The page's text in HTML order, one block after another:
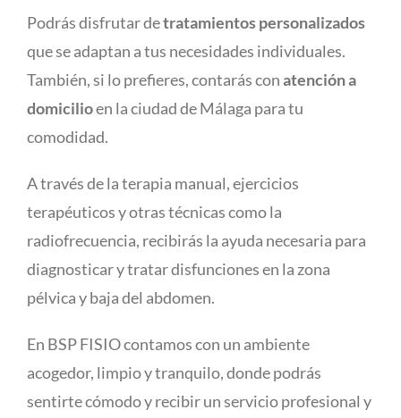
Podrás disfrutar detratamientos personalizados
que se adaptan a tus necesidades individuales.
También, si lo prefieres, contarás conatención a
domicilioen la ciudad de Málaga para tu
comodidad.
A través de la terapia manual, ejercicios
terapéuticos y otras técnicas como la
radiofrecuencia, recibirás la ayuda necesaria para
diagnosticar y tratar disfunciones en la zona
pélvica y baja del abdomen.
En BSP FISIO contamos con un ambiente
acogedor, limpio y tranquilo, donde podrás
sentirte cómodo y recibir un servicio profesional y